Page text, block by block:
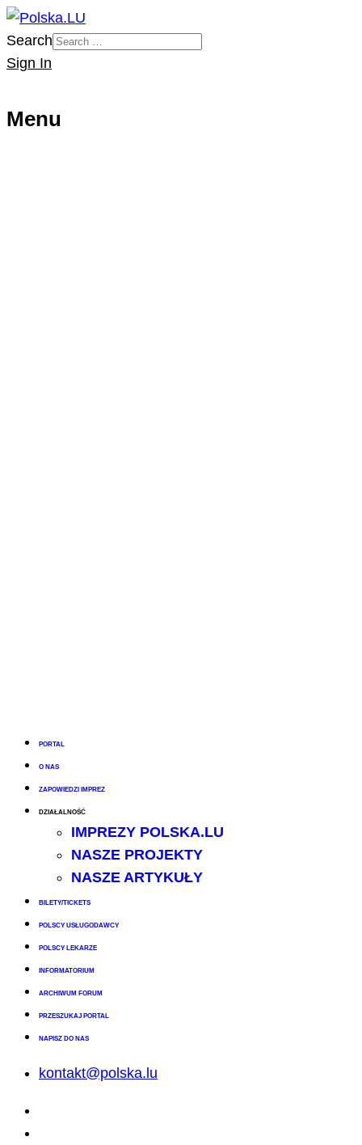
Search
Sign In
Menu
PORTAL
O NAS
ZAPOWIEDZI IMPREZ
DZIAŁALNOŚĆ
IMPREZY POLSKA.LU
NASZE PROJEKTY
NASZE ARTYKUŁY
BILETY/TICKETS
POLSCY USŁUGODAWCY
POLSCY LEKARZE
INFORMATORIUM
ARCHIWUM FORUM
PRZESZUKAJ PORTAL
NAPISZ DO NAS
kontakt@polska.lu